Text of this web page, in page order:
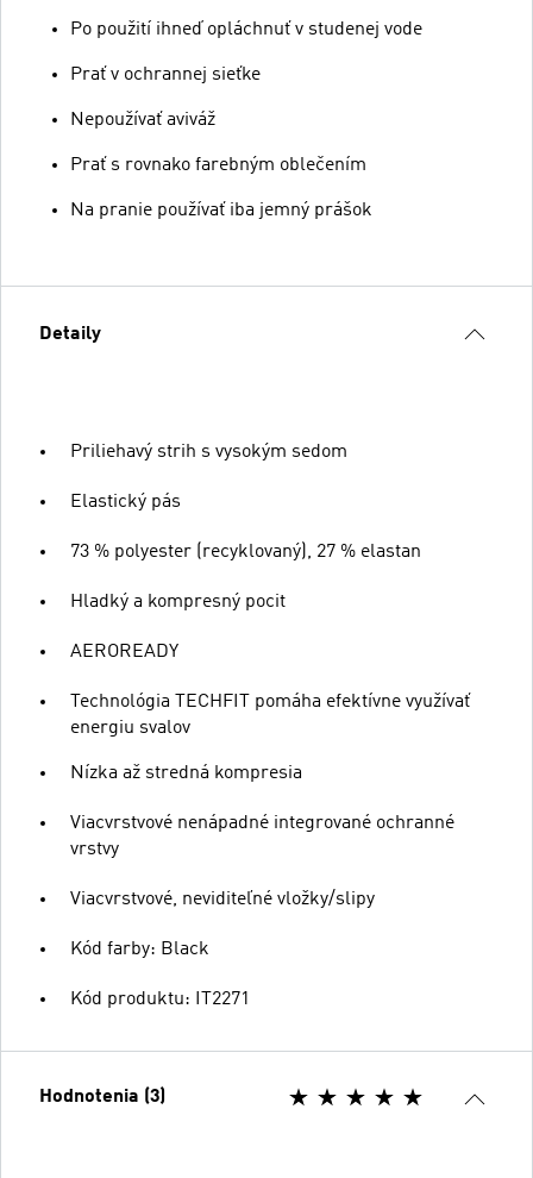
Po použití ihneď opláchnuť v studenej vode
Prať v ochrannej sieťke
Nepoužívať aviváž
Prať s rovnako farebným oblečením
Na pranie používať iba jemný prášok
Detaily
Priliehavý strih s vysokým sedom
Elastický pás
73 % polyester (recyklovaný), 27 % elastan
Hladký a kompresný pocit
AEROREADY
Technológia TECHFIT pomáha efektívne využívať
energiu svalov
Nízka až stredná kompresia
Viacvrstvové nenápadné integrované ochranné
vrstvy
Viacvrstvové, neviditeľné vložky/slipy
Kód farby: Black
Kód produktu: IT2271
Hodnotenia (3)